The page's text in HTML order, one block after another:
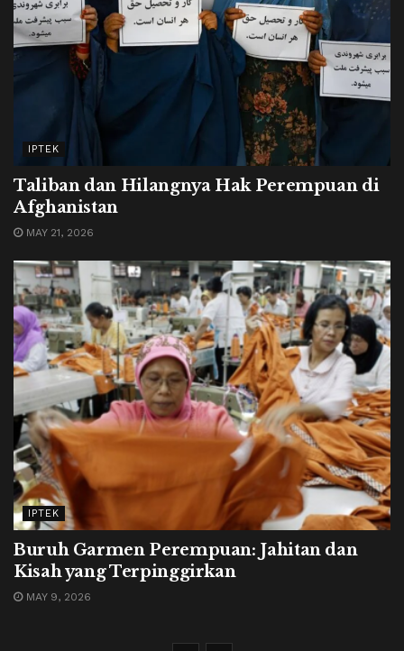
IPTEK
Taliban dan Hilangnya Hak Perempuan di
Afghanistan
MAY 21, 2026
IPTEK
Buruh Garmen Perempuan: Jahitan dan
Kisah yang Terpinggirkan
MAY 9, 2026